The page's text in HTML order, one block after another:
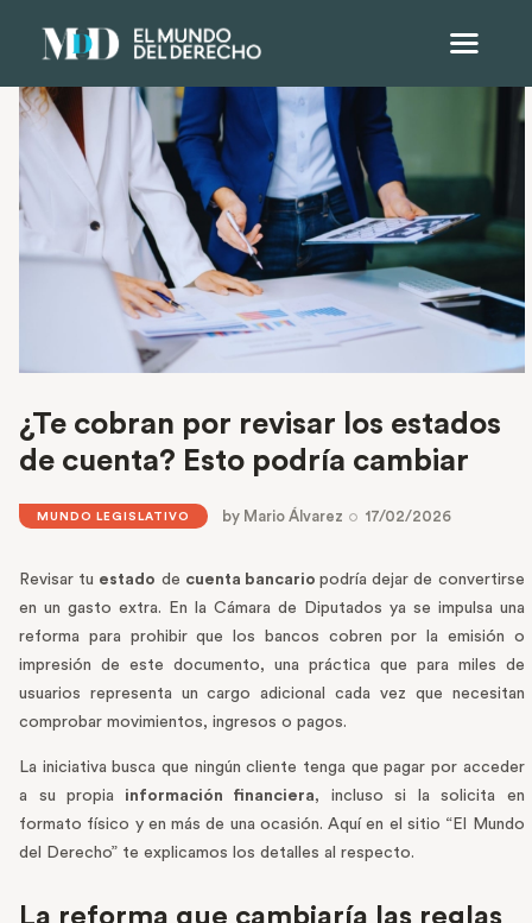
¿Te cobran por revisar los estados
de cuenta? Esto podría cambiar
MUNDO LEGISLATIVO by Mario Álvarez 17/02/2026
Revisar tu estado de cuenta bancariopodría dejar de convertirse
en un gasto extra. En la Cámara de Diputados ya se impulsa una
reforma para prohibir que los bancos cobren por la emisión o
impresión de este documento, una práctica que para miles de
usuarios representa un cargo adicional cada vez que necesitan
comprobar movimientos, ingresos o pagos.
La iniciativa busca que ningún cliente tenga que pagar por acceder
a su propia información financiera, incluso si la solicita en
formato físico y en más de una ocasión. Aquí en el sitio “El Mundo
del Derecho” te explicamos los detalles al respecto.
La reforma que cambiaría las reglas